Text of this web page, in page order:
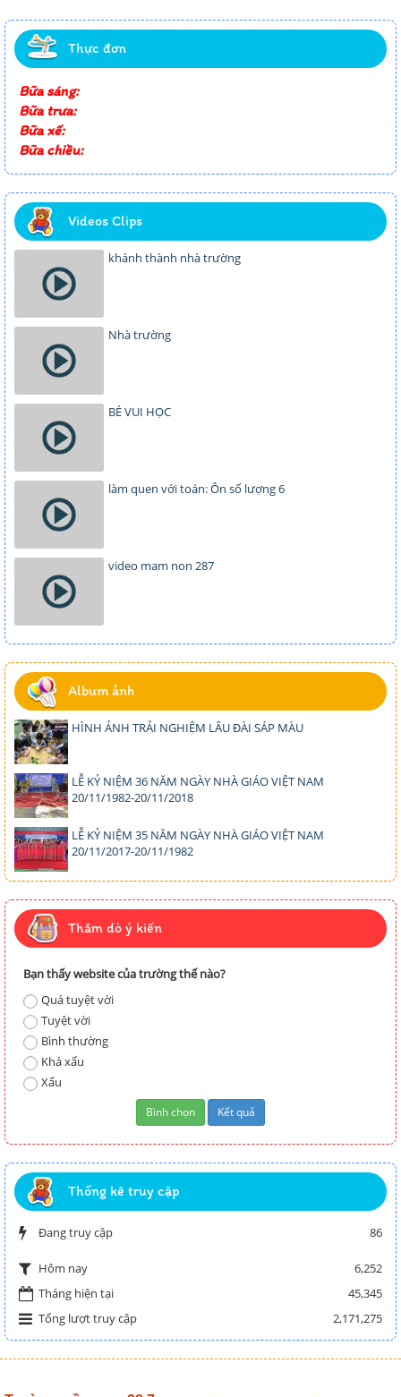
Thực đơn
Bữa sáng:
Bữa trưa:
Bữa xế:
Bữa chiều:
Videos Clips
khánh thành nhà trường
Nhà trường
BÉ VUI HỌC
làm quen với toán: Ôn số lượng 6
video mam non 287
Album ảnh
HÌNH ẢNH TRẢI NGHIỆM LÂU ĐÀI SÁP MÀU
LỄ KỶ NIỆM 36 NĂM NGÀY NHÀ GIÁO VIỆT NAM
20/11/1982-20/11/2018
LỄ KỶ NIỆM 35 NĂM NGÀY NHÀ GIÁO VIỆT NAM
20/11/2017-20/11/1982
Thăm dò ý kiến
Bạn thấy website của trường thế nào?
Quá tuyệt vời
Tuyệt vời
Bình thường
Khá xấu
Xấu
Thống kê truy cập
Đang truy cập 86
Hôm nay
6,252
Tháng hiện tại
45,345
Tổng lượt truy cập
2,171,275